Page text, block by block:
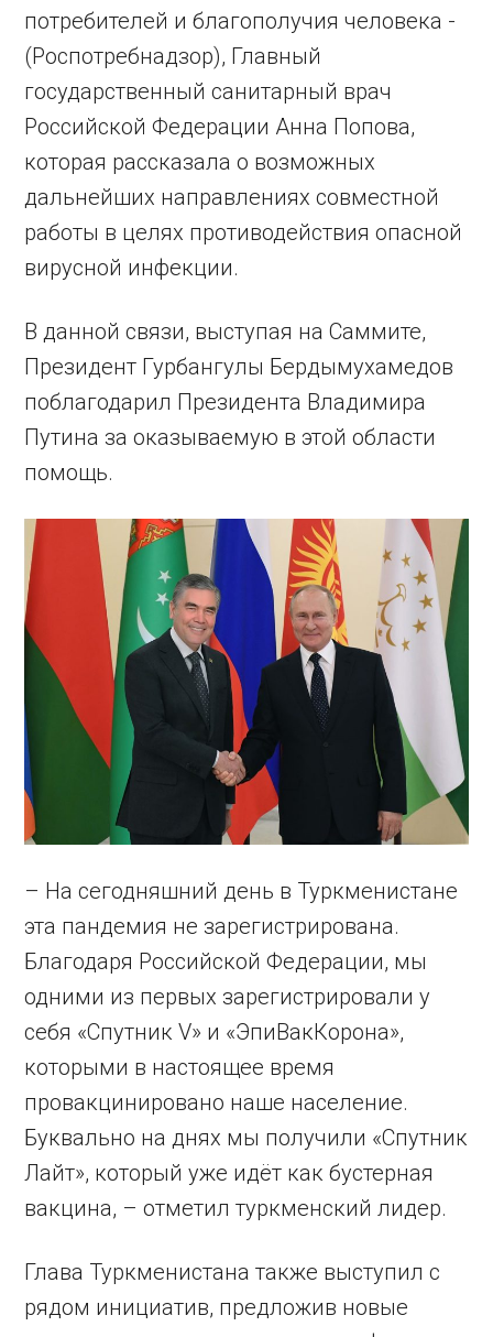
потребителей и благополучия человека ­
(Роспотребнадзор), Главный
государственный санитарный врач
Российской Федерации Анна Попова,
которая рассказала о возможных
дальнейших направлениях совместной
работы в целях противодействия опасной
вирусной инфекции.
В данной связи, выступая на Саммите,
Президент Гурбангулы Бердымухамедов
поблагодарил Президента Владимира
Путина за оказываемую в этой области
помощь.
– На сегодняшний день в Туркменистане
эта пандемия не зарегистрирована.
Благодаря Российской Федерации, мы
одними из первых зарегистрировали у
себя «Спутник V» и «ЭпиВакКорона»,
которыми в настоящее время
провакцинировано наше население.
Буквально на днях мы получили «Спутник
Лайт», который уже идёт как бустерная
вакцина, – отметил туркменский лидер.
Глава Туркменистана также выступил с
рядом инициатив, предложив новые